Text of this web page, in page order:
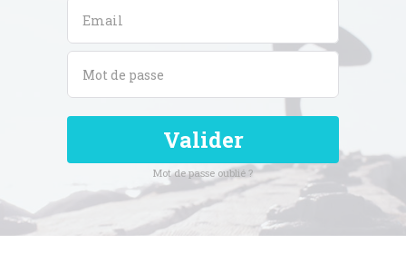
Valider
Mot de passe oublié ?